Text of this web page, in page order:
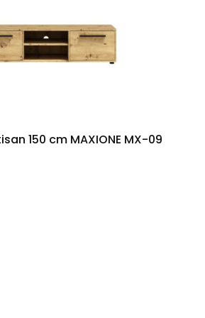
150 cm MAXIONE MX-09